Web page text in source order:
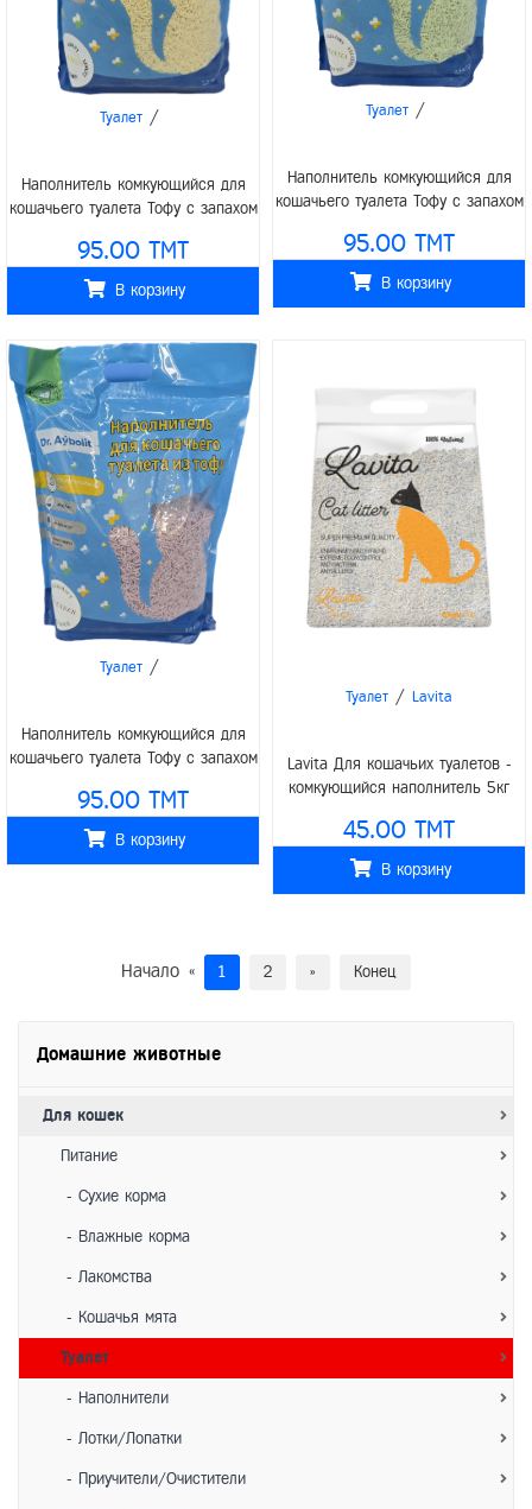
Домашние животные
Для кошек
Питание
- Сухие корма
- Влажные корма
- Лакомства
- Кошачья мята
Туалет
- Наполнители
- Лотки/Лопатки
- Приучители/Очистители
Туалет /
Наполнитель комкующийся для
кошачьего туалета Тофу с запахом
95.00 TMT
В корзину
Туалет /
Наполнитель комкующийся для
кошачьего туалета Тофу с запахом
95.00 TMT
В корзину
Туалет /
Наполнитель комкующийся для
кошачьего туалета Тофу с запахом
95.00 TMT
В корзину
Туалет / Lavita
Lavita Для кошачьих туалетов -
комкующийся наполнитель 5кг
45.00 TMT
В корзину
Начало « 1 2 » Конец